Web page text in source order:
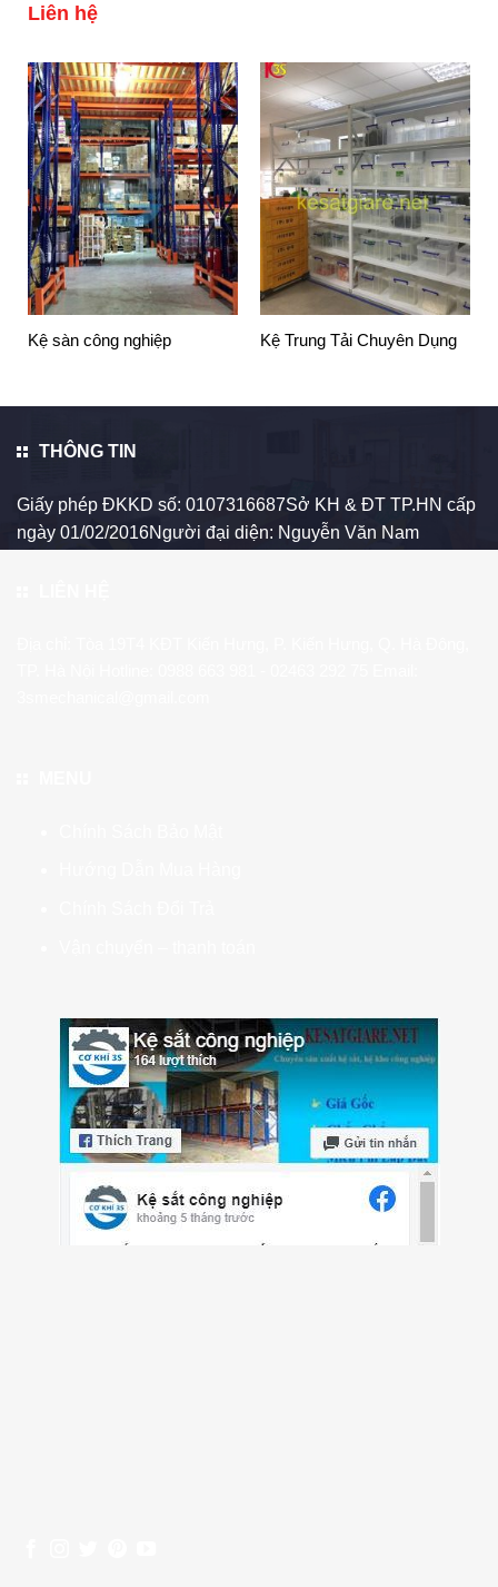
Liên hệ
Kệ sàn công nghiệp Kệ Trung Tải Chuyên Dụng
THÔNG TIN
Giấy phép ĐKKD số: 0107316687Sở KH & ĐT TP.HN cấp
ngày 01/02/2016Người đại diện: Nguyễn Văn Nam